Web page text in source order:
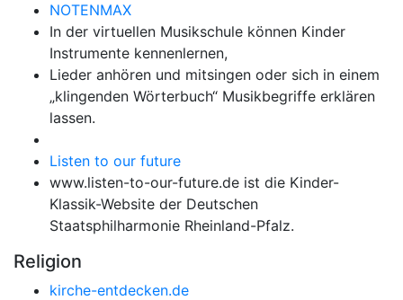
NOTENMAX
In der virtuellen Musikschule können Kinder
Instrumente kennenlernen,
Lieder anhören und mitsingen oder sich in einem
„klingenden Wörterbuch“ Musikbegriffe erklären
lassen.
Listen to our future
www.listen-to-our-future.de ist die Kinder-
Klassik-Website der Deutschen
Staatsphilharmonie Rheinland-Pfalz.
Religion
kirche-entdecken.de